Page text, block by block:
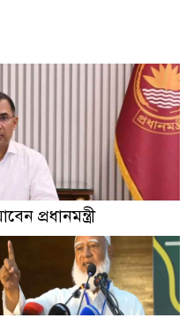
প্রধানমন্ত্রী